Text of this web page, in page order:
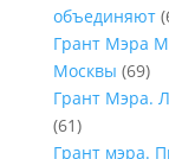
объединяют
Грант Мэра
Москвы (69)
Грант Мэра.
(61)
Грант мэра.